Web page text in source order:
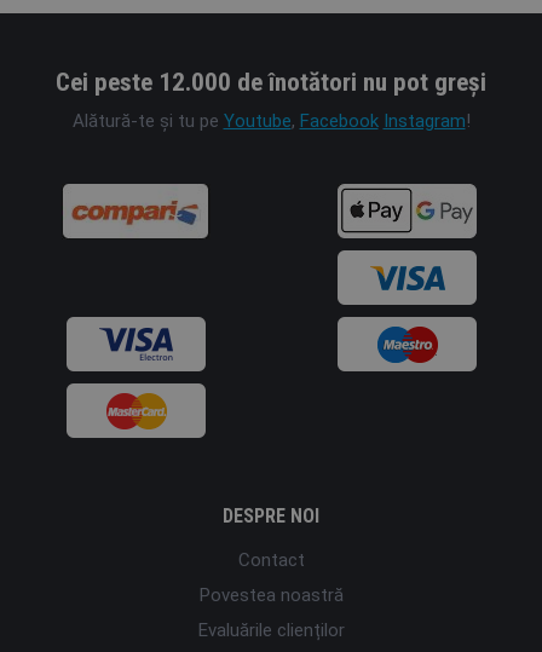
Cei peste 12.000 de înotători nu pot greși
Alătură-te și tu pe Youtube, Facebook Instagram!
DESPRE NOI
Contact
Povestea noastră
Evaluările clienților